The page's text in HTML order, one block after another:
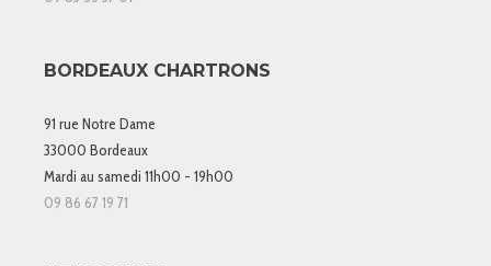
BORDEAUX CHARTRONS
91 rue Notre Dame
33000 Bordeaux
Mardi au samedi 11h00 - 19h00
09 86 67 19 71